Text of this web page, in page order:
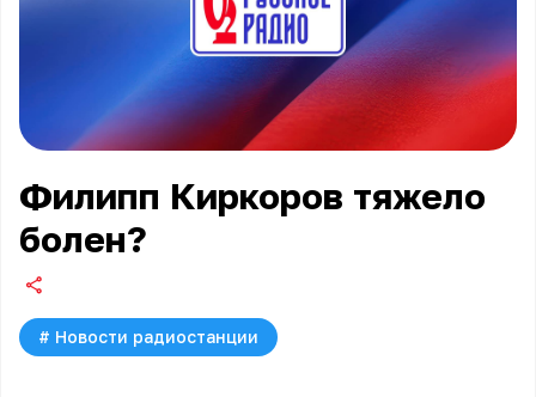
Филипп Киркоров тяжело
болен?
# Новости радиостанции